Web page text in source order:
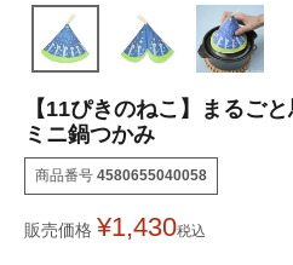
【11ぴきのねこ】まるご
ミニ鍋つかみ
商品番号 4580655040058
販売価格 ¥1,430税込